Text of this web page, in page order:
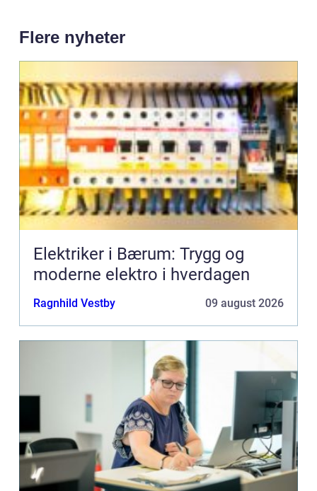
Flere nyheter
Elektriker i Bærum: Trygg og
moderne elektro i hverdagen
Ragnhild Vestby 09 august 2026